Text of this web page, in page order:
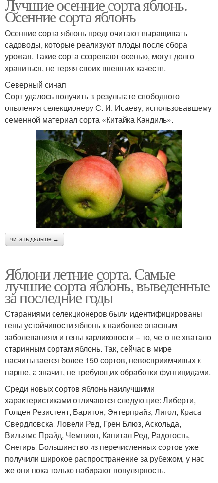
Лучшие осенние сорта яблонь.
Осенние сорта яблонь
Осенние сорта яблонь предпочитают выращивать
садоводы, которые реализуют плоды после сбора
урожая. Такие сорта созревают осенью, могут долго
храниться, не теряя своих внешних качеств.
Северный синап
Сорт удалось получить в результате свободного
опыления селекционеру С. И. Исаеву, использовавшему
семенной материал сорта «Китайка Кандиль».
читать дальше →
Яблони летние сорта. Самые
лучшие сорта яблонь, выведенные
за последние годы
Стараниями селекционеров были идентифицированы
гены устойчивости яблонь к наиболее опасным
заболеваниям и гены карликовости – то, чего не хватало
старинным сортам яблонь. Так, сейчас в мире
насчитывается более 150 сортов, невосприимчивых к
парше, а значит, не требующих обработки фунгицидами.
Среди новых сортов яблонь наилучшими
характеристиками отличаются следующие: Либерти,
Голден Резистент, Баритон, Энтерпрайз, Лигол, Краса
Свердловска, Ловели Ред, Грен Блюз, Аскольда,
Вильямс Прайд, Чемпион, Капитал Ред, Радогость,
Снегирь. Большинство из перечисленных сортов уже
получили широкое распространение за рубежом, у нас
же они пока только набирают популярность.